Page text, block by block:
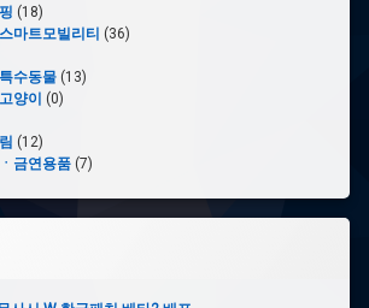
(18)
마트모빌리티 (36)
수동물(13)
양이
(0)
(12)
금연용품(7)